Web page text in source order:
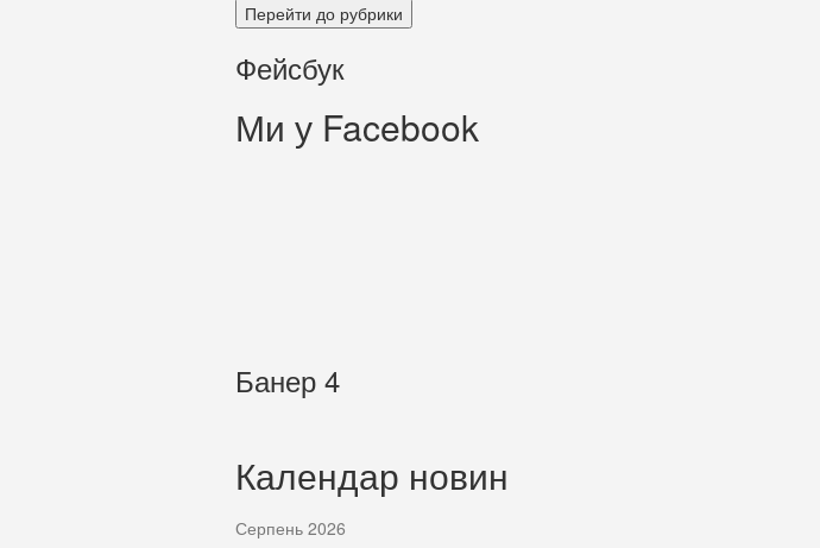
Перейти до рубрики
Фейсбук
Ми у Facebook
Банер 4
Календар новин
Серпень 2026